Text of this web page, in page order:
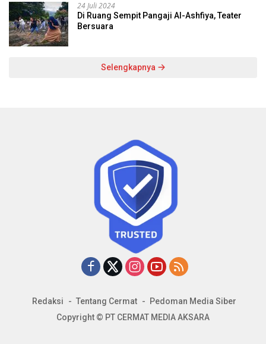
24 Juli 2024
Di Ruang Sempit Pangaji Al-Ashfiya, Teater
Bersuara
Selengkapnya
Redaksi Tentang Cermat
Pedoman Media Siber
Copyright © PT CERMAT MEDIA AKSARA